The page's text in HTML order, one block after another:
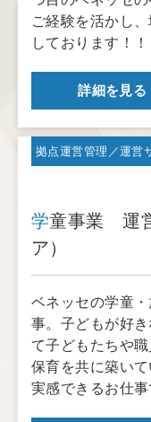
ご経験を活かし
しております！！
詳細を見る
拠点運営管理／運営
学童事業 運営サポート（首都圏エリ
ア）
ベネッセの学童
事。子どもが好
て子どもたちや
保育を共に築い
実感できるお仕事